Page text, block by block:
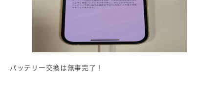
バッテリー交換は無事完了！